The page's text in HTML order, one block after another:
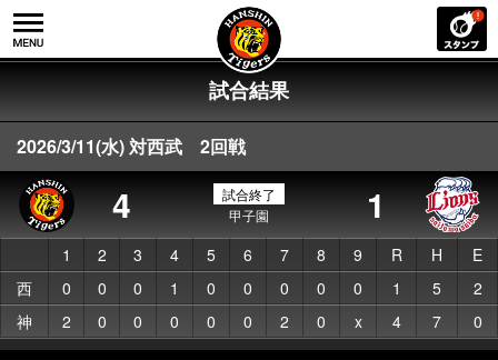
試合結果
2026/3/11(水) 対西武 2回戦
4
試合終了
甲子園
1
1 2 3 4 5 6 7 8 9 R H
E
西
0 0 0 1 0 0 0 0 0 1 5
2
神
2 0 0 0 0 0 2 0 x 4 7 0